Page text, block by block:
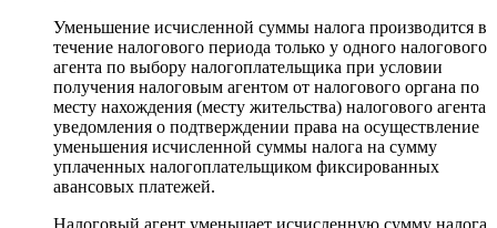
Уменьшение исчисленной суммы налога производится в
течение налогового периода только у одного налогового
агента по выбору налогоплательщика при условии
получения налоговым агентом от налогового органа по
месту нахождения (месту жительства) налогового агента
уведомления о подтверждении права на осуществление
уменьшения исчисленной суммы налога на сумму
уплаченных налогоплательщиком фиксированных
авансовых платежей.
Налоговый агент уменьшает исчисленную сумму налога